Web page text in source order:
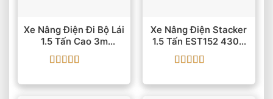
Xe Nâng Điện Đi Bộ Lái
1.5 Tấn Cao 3m
LWS15-30 2 Mast
hạng55 sao
Xe Nâng Điện Stacker
1.5 Tấn EST152 4300
Mm
hạng55 sao